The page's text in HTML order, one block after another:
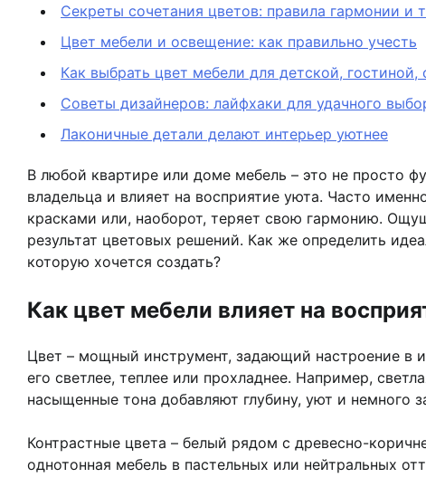
Секреты сочетания цветов: правила гармонии и
Цвет мебели и освещение: как правильно учесть
Как выбрать цвет мебели для детской, гостиной,
Советы дизайнеров: лайфхаки для удачного
Лаконичные детали делают интерьер уютнее
В любой квартире или доме мебель – это не просто
владельца и влияет на восприятие уюта. Часто
красками или, наоборот, теряет свою гармонию.
результат цветовых решений. Как же определить
которую хочется создать?
Как цвет мебели влияет на
Цвет – мощный инструмент, задающий настроение в
его светлее, теплее или прохладнее. Например,
насыщенные тона добавляют глубину, уют и немного
Контрастные цвета – белый рядом с древесно-
однотонная мебель в пастельных или нейтральных